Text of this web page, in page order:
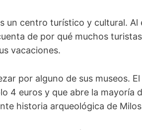
un centro turístico y cultural. Al
de por qué muchos
vacaciones.
por alguno de sus museos. El
4 euros y que abre la mayoría
historia arqueológica de